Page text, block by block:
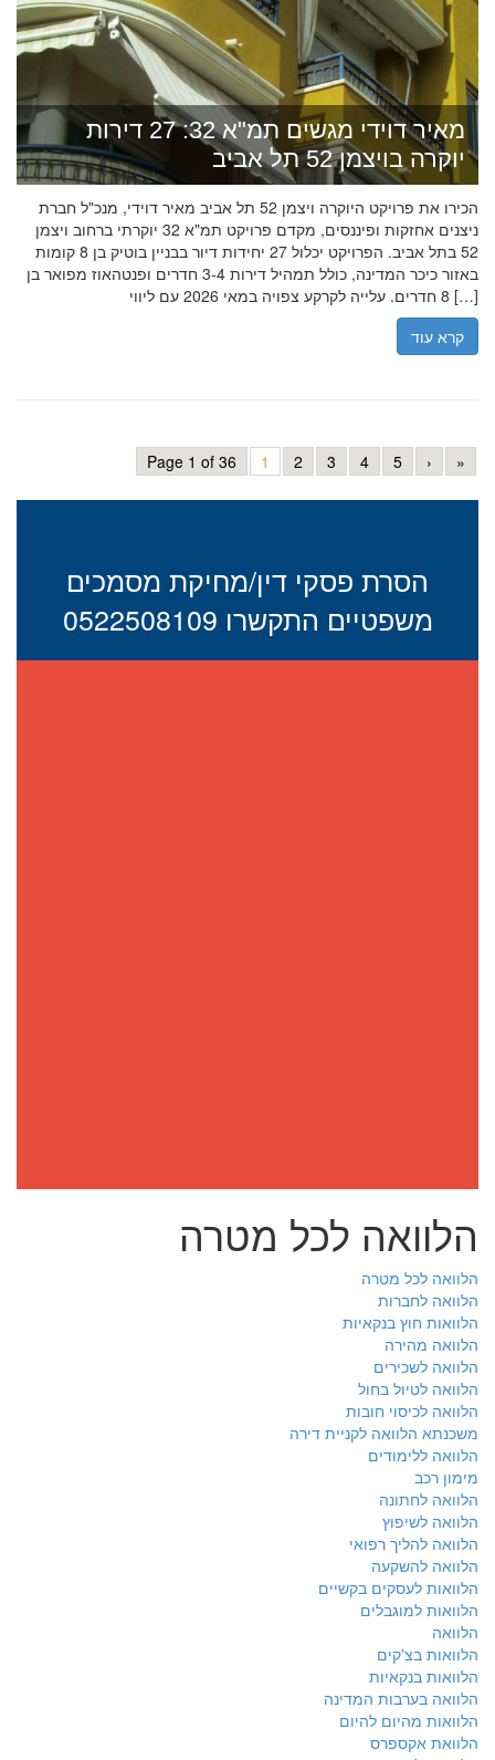
מאיר דוידי מגשים תמ"א 32: 27 דירות
יוקרה בויצמן 52 תל אביב
הכירו את פרויקט היוקרה ויצמן 52 תל אביב מאיר דוידי, מנכ"ל חברת
ניצנים אחזקות ופיננסים, מקדם פרויקט תמ"א 32 יוקרתי ברחוב ויצמן
52 בתל אביב. הפרויקט יכלול 27 יחידות דיור בבניין בוטיק בן 8 קומות
באזור כיכר המדינה, כולל תמהיל דירות 3-4 חדרים ופנטהאוז מפואר בן
8 חדרים. עלייה לקרקע צפויה במאי 2026 עם ליווי […]
קרא עוד
Page 1 of 36 1 2 3 4 5 › »
הסרת פסקי דין/מחיקת מסמכים
משפטיים התקשרו 0522508109
הלוואה לכל מטרה
הלוואה לכל מטרה
הלוואה לחברות
הלוואות חוץ בנקאיות
הלוואה מהירה
הלוואה לשכירים
הלוואה לטיול בחול
הלוואה לכיסוי חובות
משכנתא הלוואה לקניית דירה
הלוואה ללימודים
מימון רכב
הלוואה לחתונה
הלוואה לשיפוץ
הלוואה להליך רפואי
הלוואה להשקעה
הלוואות לעסקים בקשיים
הלוואות למוגבלים
הלוואה
הלוואות בצ'קים
הלוואות בנקאיות
הלוואה בערבות המדינה
הלוואות מהיום להיום
הלוואת אקספרס